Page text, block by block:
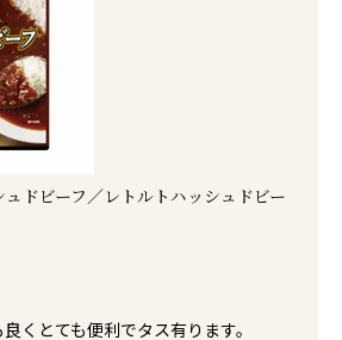
ュドビーフ／レトルトハッシュドビー
くとても便利でタス有ります。